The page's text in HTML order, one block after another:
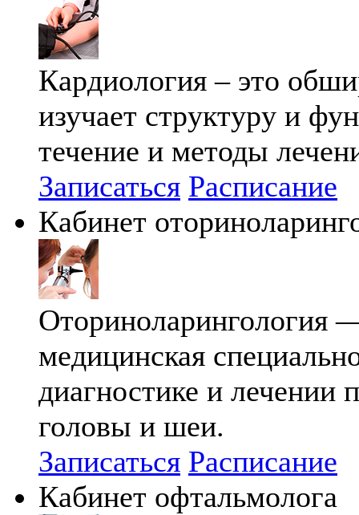
Кардиология – это
изучает структуру и
течение и методы
Записаться Расписание
Кабинет
Оториноларингология
медицинская
диагностике и лечении
головы и шеи.
Записаться Расписание
Кабинет офтальмолога